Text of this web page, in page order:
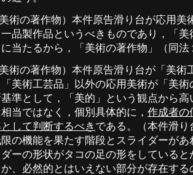
術の著作物）本件原告滑り台が応用美
一品製作品というべきものであり，「
当たるから，「美術の著作物」（同
術の著作物）本件原告滑り台が「美術
「美術工芸品」以外の応用美術が「美
準として，「美的」という観点から
当ではなく，個別具体的に， 作成者の
して判断するべき である。（本件滑
の機能を果たす階段とスライダーが
ーの形状がタコの足の形をしている
か、必然的とはいえない部分が存在す